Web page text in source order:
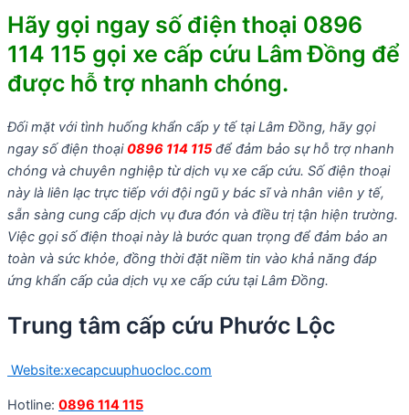
Hãy gọi ngay số điện thoại 0896
114 115 gọi xe cấp cứu Lâm Đồng để
được hỗ trợ nhanh chóng.
Đối mặt với tình huống khẩn cấp y tế tại Lâm Đồng, hãy gọi
ngay số điện thoại0896 114 115 để đảm bảo sự hỗ trợ nhanh
chóng và chuyên nghiệp từ dịch vụ xe cấp cứu. Số điện thoại
này là liên lạc trực tiếp với đội ngũ y bác sĩ và nhân viên y tế,
sẵn sàng cung cấp dịch vụ đưa đón và điều trị tận hiện trường.
Việc gọi số điện thoại này là bước quan trọng để đảm bảo an
toàn và sức khỏe, đồng thời đặt niềm tin vào khả năng đáp
ứng khẩn cấp của dịch vụ xe cấp cứu tại Lâm Đồng.
Trung tâm cấp cứu Phước Lộc
Website:xecapcuuphuocloc.com
Hotline: 0896 114 115